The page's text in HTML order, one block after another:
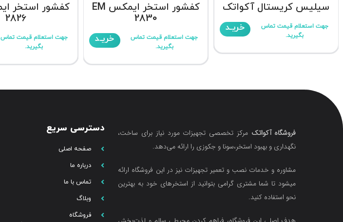
سیلیس کریستال آکواتک
جهت استعلام قیمت تماس
بگیرید.
خریـد
کفشور استخر ایمکس EM
2830
جهت استعلام قیمت تماس
بگیرید.
خریـد
2826
جهت استعلام قیمت تماس
بگیرید.
فروشگاه آکواتک مرکز تخصصی تجهیزات مورد نیاز برای ساخت،
نگهداری و بهبود استخر،سونا و جکوزی را ارائه می‌دهد.
مشاوره و خدمات نصب و تعمیر تجهیزات نیز در این فروشگاه ارائه
میشود تا شما مشتری گرامی بتوانید از استخرهای خود به بهترین
نحو استفاده کنید.
دسترسی سریع
صفحه اصلی
درباره ما
تماس با ما
وبلاگ
فروشگاه